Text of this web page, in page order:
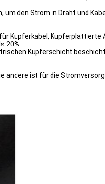
den Strom in Draht und
Kupferkabel,
20%.
Kupferschicht
andere ist für die